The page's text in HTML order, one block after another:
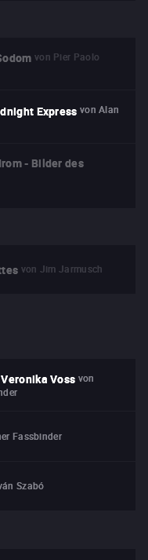
von Pier Paolo
Express von Alan
- Bilder des
von Jim Jarmusch
Voss von
Fassbinder
Szabó